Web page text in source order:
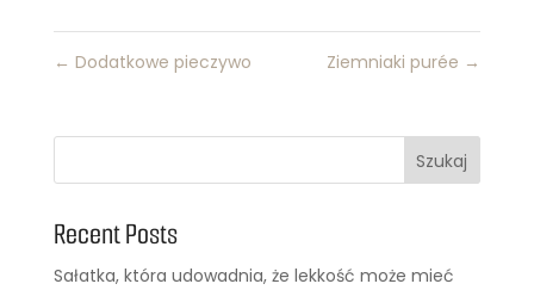
← Dodatkowe pieczywo Ziemniaki purée →
Szukaj
Recent Posts
Sałatka, która udowadnia, że lekkość może mieć